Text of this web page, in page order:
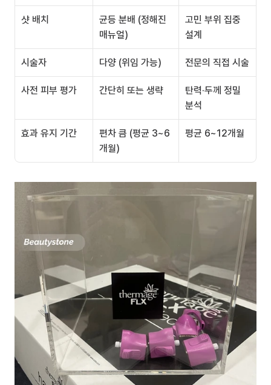
샷 배치
균등 분배 (정해진
매뉴얼)
고민 부위 집중
설계
시술자 다양 (위임 가능) 전문의 직접 시술
사전 피부 평가 간단히 또는 생략
탄력·두께 정밀
분석
효과 유지 기간
편차 큼 (평균 3~6
개월)
평균 6~12개월